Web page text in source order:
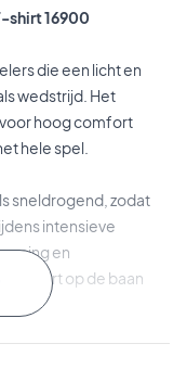
shirt 16900
die een licht en
wedstrijd. Het
hoog comfort
hele spel.
sneldrogend, zodat
intensieve
en
op de baan